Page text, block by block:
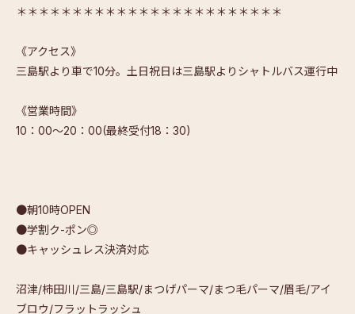
＊＊＊＊＊＊＊＊＊＊＊＊＊＊＊＊＊＊＊＊＊＊＊＊
《アクセス》
三島駅より車で10分。土日祝日は三島駅よりシャトルバス運行中
《営業時間》
10：00～20：00(最終受付18：30)
●朝10時OPEN
●学割ク-ポン◎
●キャッシュレス決済対応
沼津/柿田川/三島/三島駅/まつげパーマ/まつ毛パーマ/眉毛/アイ
ブロウ/フラットラッシュ